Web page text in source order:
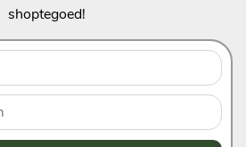
shoptegoed!